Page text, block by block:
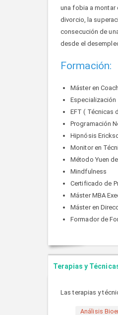
una fobia a montar
divorcio, la
consecución de
desde el
Formación:
Máster en
Especialización
EFT ( Técnicas
Programación
Hipnósis
Monitor en
Método Yuen
Mindfulness
Certificado de
Máster MBA
Máster en
Formador de
Terapias y
Las terapias y
Análisis